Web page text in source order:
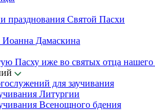
празднования Святой Пасхи
Иоанна Дамаскина
Пасху иже во святых отца нашего
для заучивания
Литургии
Всенощного бдения